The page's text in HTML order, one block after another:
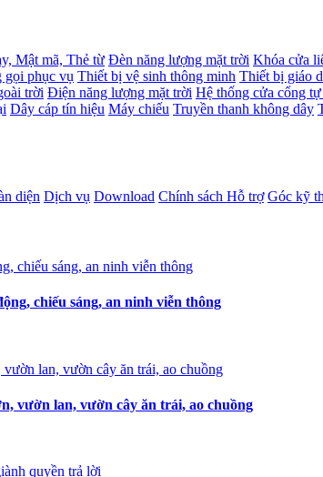
Mật mã, Thẻ từ Đèn năng lượng mặt trời Khóa cửa
gọi phục vụ Thiết bị vệ sinh thông minh Thiết bị giáo
trời Điện năng lượng mặt trời Hệ thống cửa cổng
Dây cáp tín hiệu Máy chiếu Truyền thanh không dây
diện Dịch vụ Download Chính sách Hỗ trợ Góc kỹ
chiếu sáng, an ninh viễn thông
vườn lan, vườn cây ăn trái, ao chuồng